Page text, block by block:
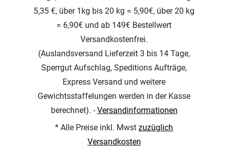
5,35 €, über 1kg bis 20 kg = 5,90€, über 20 kg
= 6,90€ und ab 149€ Bestellwert
Versandkostenfrei.
(Auslandsversand Lieferzeit 3 bis 14 Tage,
Sperrgut Aufschlag, Speditions Aufträge,
Express Versand und weitere
Gewichtsstaffelungen werden in der Kasse
berechnet). -Versandinformationen
* Alle Preise inkl. Mwst zuzüglich
Versandkosten